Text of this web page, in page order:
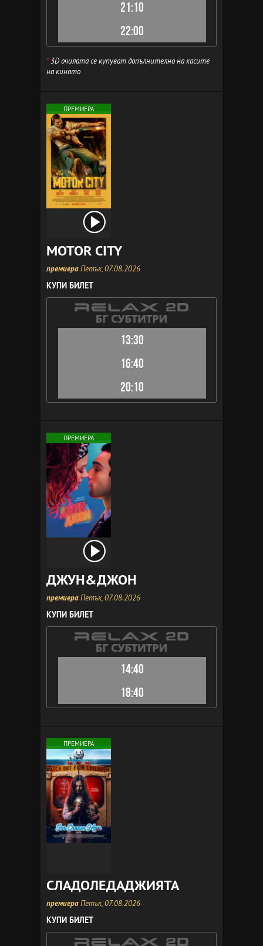
21:10
22:00
*3D очилата се купуват допълнително на касите
на киното
ПРЕМИЕРА
MOTOR CITY
премиераПетък, 07.08.2026
КУПИ БИЛЕТ
13:30
16:40
20:10
ПРЕМИЕРА
ДЖУН&ДЖОН
премиераПетък, 07.08.2026
КУПИ БИЛЕТ
14:40
18:40
ПРЕМИЕРА
СЛАДОЛЕДАДЖИЯТА
премиераПетък, 07.08.2026
КУПИ БИЛЕТ